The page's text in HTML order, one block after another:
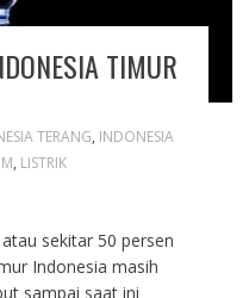
TIMUR
TERANG, INDONESIA
, LISTRIK
sekitar 50 persen
Indonesia masih
sampai saat ini